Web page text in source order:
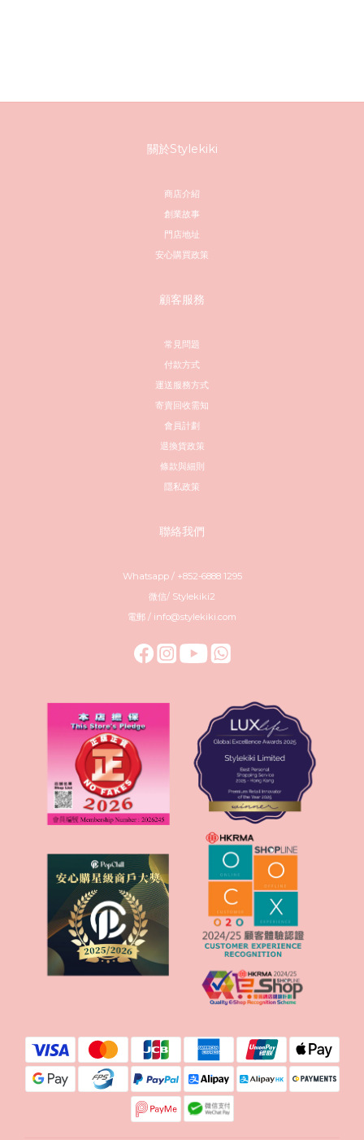
關於Stylekiki
商店介紹
創業故事
門店地址
安心購買政策
顧客服務
常見問題
付款方式
運送服務方式
寄賣回收需知
會員計劃
退換貨政策
條款與細則
隱私政策
聯絡我們
Whatsapp / +852-6888 1295
微信/ Stylekiki2
電郵 / info@stylekiki.com